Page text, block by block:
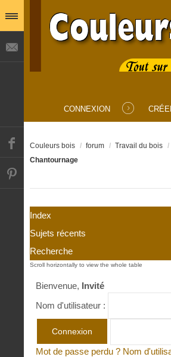
CONNEXION
Couleurs bois / forum / Travail du bois /
Chantournage
Index
Sujets récents
Recherche
Bienvenue, Invité
Nom d'utilisateur :
Mot de passe perdu ? Nom
Mot de passe oublié ?Identifiant